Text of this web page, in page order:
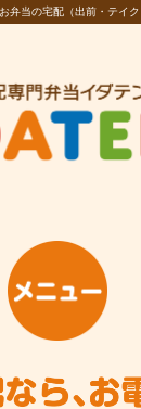
弁当の宅配（出前・テイ